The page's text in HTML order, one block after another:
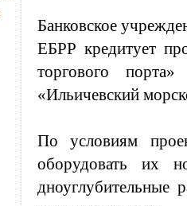
Банковское
ЕБРР кредитует
торгового
«Ильичевский
По условиям
оборудовать их
дноуглубительные